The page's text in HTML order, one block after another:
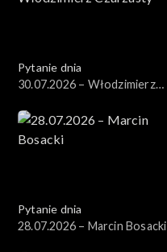
Pytanie dnia
30.07.2026 – Włodzimierz
Pytanie dnia
28.07.2026 – Marcin Bosacki